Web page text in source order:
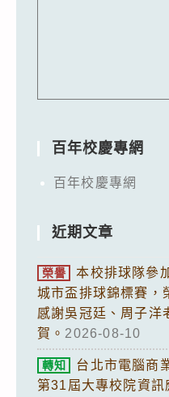
百年校慶專網
百年校慶專網
近期文章
榮譽
本校排球隊參
城市盃排球錦標賽，
感謝吳冠廷、周子洋
賀。 2026-08-10
轉知
台北市電腦商
第31屆大專校院資訊